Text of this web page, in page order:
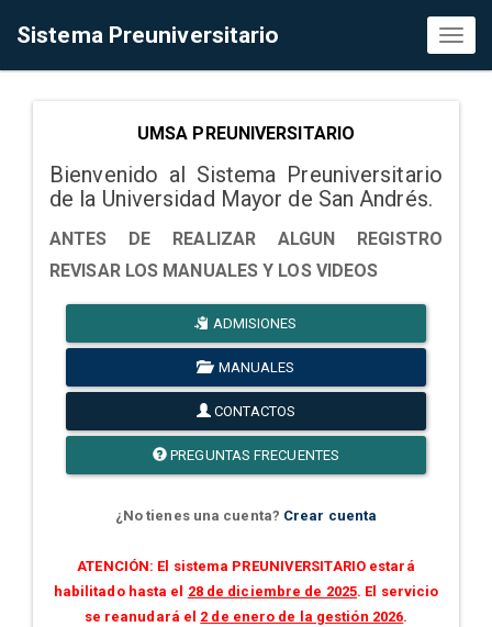
Sistema Preuniversitario
UMSA PREUNIVERSITARIO
Bienvenido al Sistema Preuniversitario
de la Universidad Mayor de San Andrés.
ANTES DE REALIZAR ALGUN REGISTRO
REVISAR LOS MANUALES Y LOS VIDEOS
ADMISIONES
MANUALES
CONTACTOS
PREGUNTAS FRECUENTES
¿No tienes una cuenta? Crear cuenta
ATENCIÓN: El sistema PREUNIVERSITARIO estará
habilitado hasta el 28 de diciembre de 2025. El servicio
se reanudará el 2 de enero de la gestión 2026.